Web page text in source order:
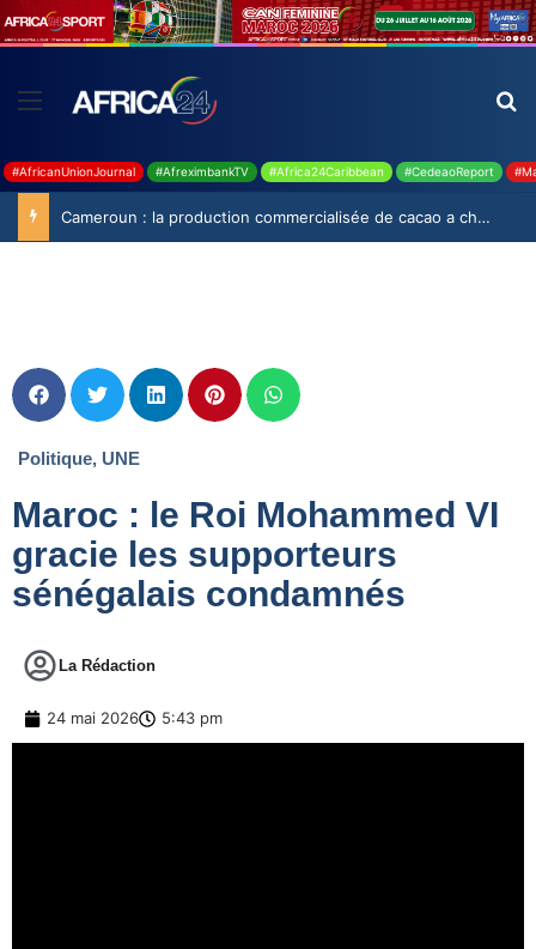
#AfricanUnionJournal #AfreximbankTV #Africa24Caribbean #CedeaoReport
Cameroun : la production commercialisée de cacao a chuté de 19,9% durant la saison 2025-2026
Politique, UNE
Maroc : le Roi Mohammed VI
gracie les supporteurs
sénégalais condamnés
La Rédaction
24 mai 2026 5:43 pm